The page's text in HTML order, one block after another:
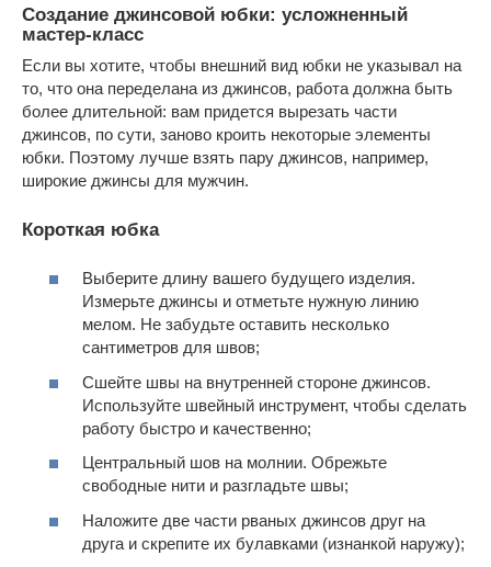
Создание джинсовой юбки: усложненный
мастер-класс
Если вы хотите, чтобы внешний вид юбки не указывал на
то, что она переделана из джинсов, работа должна быть
более длительной: вам придется вырезать части
джинсов, по сути, заново кроить некоторые элементы
юбки. Поэтому лучше взять пару джинсов, например,
широкие джинсы для мужчин.
Короткая юбка
Выберите длину вашего будущего изделия.
Измерьте джинсы и отметьте нужную линию
мелом. Не забудьте оставить несколько
сантиметров для швов;
Сшейте швы на внутренней стороне джинсов.
Используйте швейный инструмент, чтобы сделать
работу быстро и качественно;
Центральный шов на молнии. Обрежьте
свободные нити и разгладьте швы;
Наложите две части рваных джинсов друг на
друга и скрепите их булавками (изнанкой наружу);